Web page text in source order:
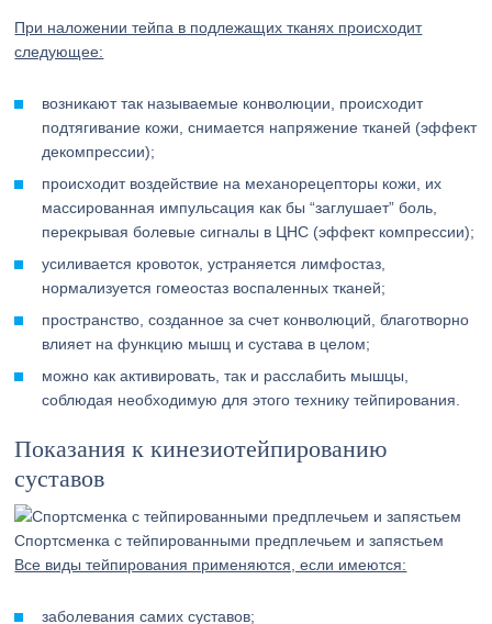
При наложении тейпа в подлежащих тканях происходит
следующее:
возникают так называемые конволюции, происходит
подтягивание кожи, снимается напряжение тканей (эффект
декомпрессии);
происходит воздействие на механорецепторы кожи, их
массированная импульсация как бы “заглушает” боль,
перекрывая болевые сигналы в ЦНС (эффект компрессии);
усиливается кровоток, устраняется лимфостаз,
нормализуется гомеостаз воспаленных тканей;
пространство, созданное за счет конволюций, благотворно
влияет на функцию мышц и сустава в целом;
можно как активировать, так и расслабить мышцы,
соблюдая необходимую для этого технику тейпирования.
Показания к кинезиотейпированию
суставов
Спортсменка с тейпированными предплечьем и запястьем
Все виды тейпирования применяются, если имеются:
заболевания самих суставов;